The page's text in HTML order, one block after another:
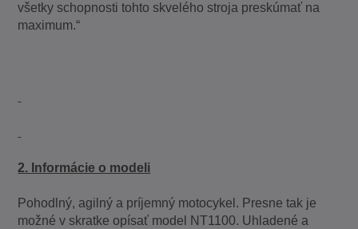
všetky schopnosti tohto skvelého stroja preskúmať na
maximum.“
2. Informácie o modeli
Pohodlný, agilný a príjemný motocykel. Presne tak je
možné v skratke opísať model NT1100. Uhladené a